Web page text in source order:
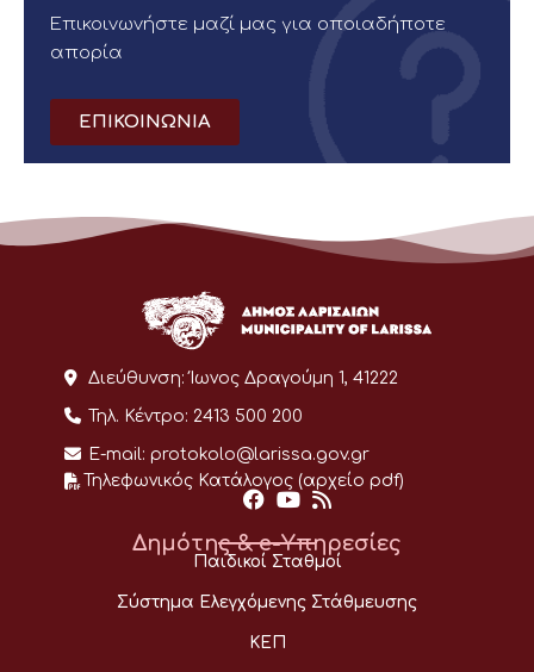
Επικοινωνήστε μαζί μας για οποιαδήποτε
απορία
ΕΠΙΚΟΙΝΩΝΙΑ
Διεύθυνση: Ίωνος Δραγούμη 1, 41222
Τηλ. Κέντρο: 2413 500 200
E-mail: protokolo@larissa.gov.gr
Τηλεφωνικός Κατάλογος (αρχείο pdf)
Δημότης & e-Υπηρεσίες
Παιδικοί Σταθμοί
Σύστημα Ελεγχόμενης Στάθμευσης
ΚΕΠ